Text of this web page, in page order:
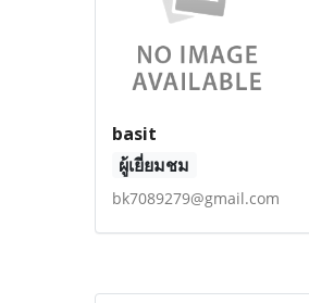
basit
ผู้เยี่ยมชม
bk7089279@gmail.com